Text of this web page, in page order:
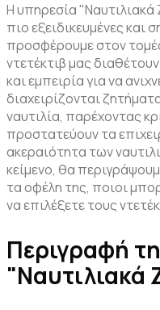
Η υπηρεσία "Ναυτιλιακά
πιο εξειδικευμένες και
προσφέρουμε στον
ντετέκτιβ μας
και εμπειρία για να
διαχειρίζονται
ναυτιλία, παρέχοντας
προστατεύουν τα
ακεραιότητα των
κείμενο, θα
τα οφέλη της, ποιοι
να επιλέξετε τους
Περιγραφή
"Ναυτιλιακά